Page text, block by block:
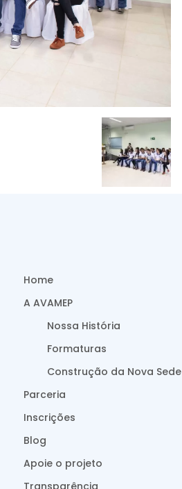
Home
A AVAMEP
Nossa História
Formaturas
Construção da Nova Sede
Parceria
Inscrições
Blog
Apoie o projeto